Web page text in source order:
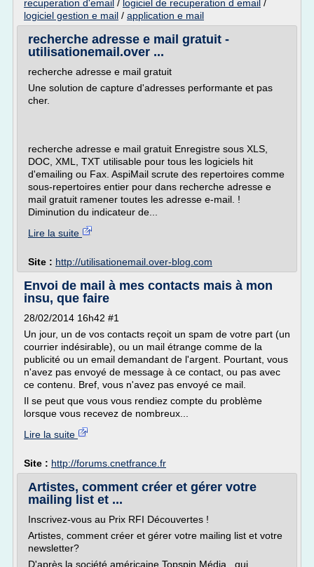
recuperation d'email / logiciel de recuperation d email /
logiciel gestion e mail / application e mail
recherche adresse e mail gratuit -
utilisationemail.over ...
recherche adresse e mail gratuit
Une solution de capture d'adresses performante et pas
cher.
recherche adresse e mail gratuit Enregistre sous XLS,
DOC, XML, TXT utilisable pour tous les logiciels hit
d'emailing ou Fax. AspiMail scrute des repertoires comme
sous-repertoires entier pour dans recherche adresse e
mail gratuit ramener toutes les adresse e-mail. !
Diminution du indicateur de...
Lire la suite
Site : http://utilisationemail.over-blog.com
Envoi de mail à mes contacts mais à mon
insu, que faire
28/02/2014 16h42 #1
Un jour, un de vos contacts reçoit un spam de votre part (un
courrier indésirable), ou un mail étrange comme de la
publicité ou un email demandant de l'argent. Pourtant, vous
n'avez pas envoyé de message à ce contact, ou pas avec
ce contenu. Bref, vous n'avez pas envoyé ce mail.
Il se peut que vous vous rendiez compte du problème
lorsque vous recevez de nombreux...
Lire la suite
Site : http://forums.cnetfrance.fr
Artistes, comment créer et gérer votre
mailing list et ...
Inscrivez-vous au Prix RFI Découvertes !
Artistes, comment créer et gérer votre mailing list et votre
newsletter?
D'après la société américaine Topspin Média , qui